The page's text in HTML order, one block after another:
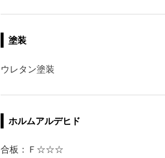
塗装
ウレタン塗装
ホルムアルデヒド
合板：Ｆ☆☆☆